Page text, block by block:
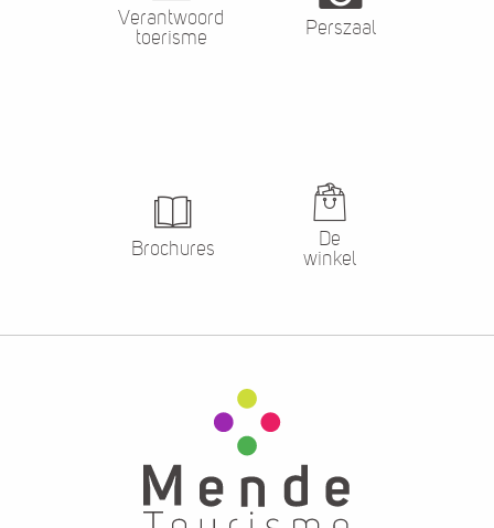
Verantwoord
toerisme
Perszaal
Brochures
De
winkel